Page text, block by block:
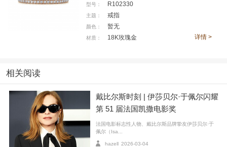
新星奖（EE Rising Star）和最佳女主角（Best Leadin
g Actress）两项提名，佩戴戴比尔斯首次亮相英国电影
学院奖红毯。Arpeggia 高级珠宝玫瑰金五层钻石耳环与
间，层叠光影间尽显自信风采。
型号： R102330
主题： 戒指
颜色： 暂无
材质： 18K玫瑰金 详情 >
相关阅读
戴比尔斯时刻 | 伊莎贝尔·于佩尔闪耀
第 51 届法国凯撒电影奖
法国电影标志性人物、戴比尔斯品牌挚友伊莎贝尔·于
佩尔（Isa...
hazell 2026-03-04